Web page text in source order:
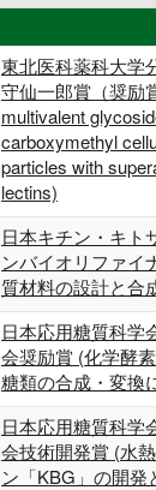
東北医科薬科大学
守仙一郎賞（奨励
multivalent
carboxymethyl
particles with
lectins)
日本キチン・キト
ンバイオリファイ
質材料の設計と合
日本応用糖質科学
会奨励賞 (化学酵
糖類の合成・変換
日本応用糖質科学
会技術開発賞 (水
ン「KBG」の開発